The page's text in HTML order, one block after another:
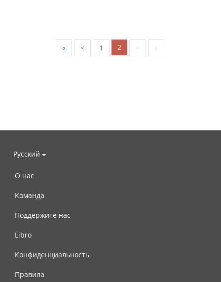
« < 1 2 > »
Русский
О нас
Команда
Поддержите нас
Libro
Конфиденциальность
Правила